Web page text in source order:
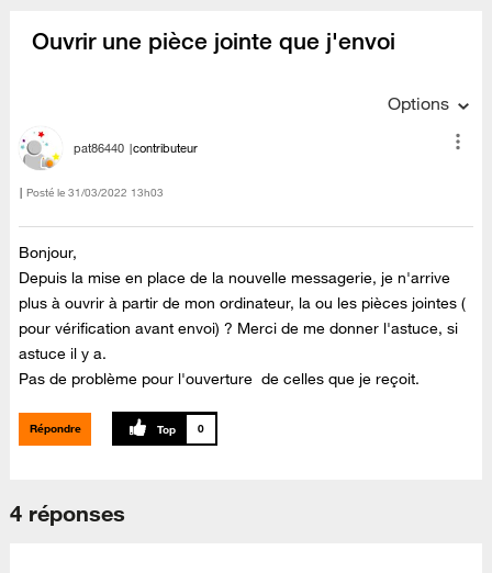
Ouvrir une pièce jointe que j'envoi
Options
pat86440 contributeur
Posté le ‎31/03/2022 13h03
Bonjour,
Depuis la mise en place de la nouvelle messagerie, je n'arrive
plus à ouvrir à partir de mon ordinateur, la ou les pièces jointes (
pour vérification avant envoi) ? Merci de me donner l'astuce, si
astuce il y a.
Pas de problème pour l'ouverture de celles que je reçoit.
Répondre 0
4 réponses